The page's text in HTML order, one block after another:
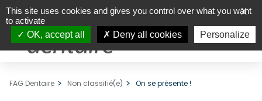
FAG Dentaire Non classifié(e) On se présente !
X
This site uses cookies and gives you control over what you want
to activate
OK, accept all
Deny all cookies Personalize